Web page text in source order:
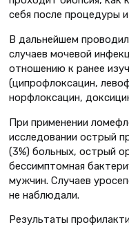
себя после процедуры
В дальнейшем
случаев мочевой
отношению к ранее
(ципрофлоксацин,
норфлоксацин,
При применении
исследовании острый
(3%) больных, острый
бессимптомная
мужчин. Случаев
не наблюдали.
Результаты